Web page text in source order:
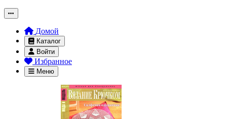
Домой
Каталог
Войти
Избранное
Меню